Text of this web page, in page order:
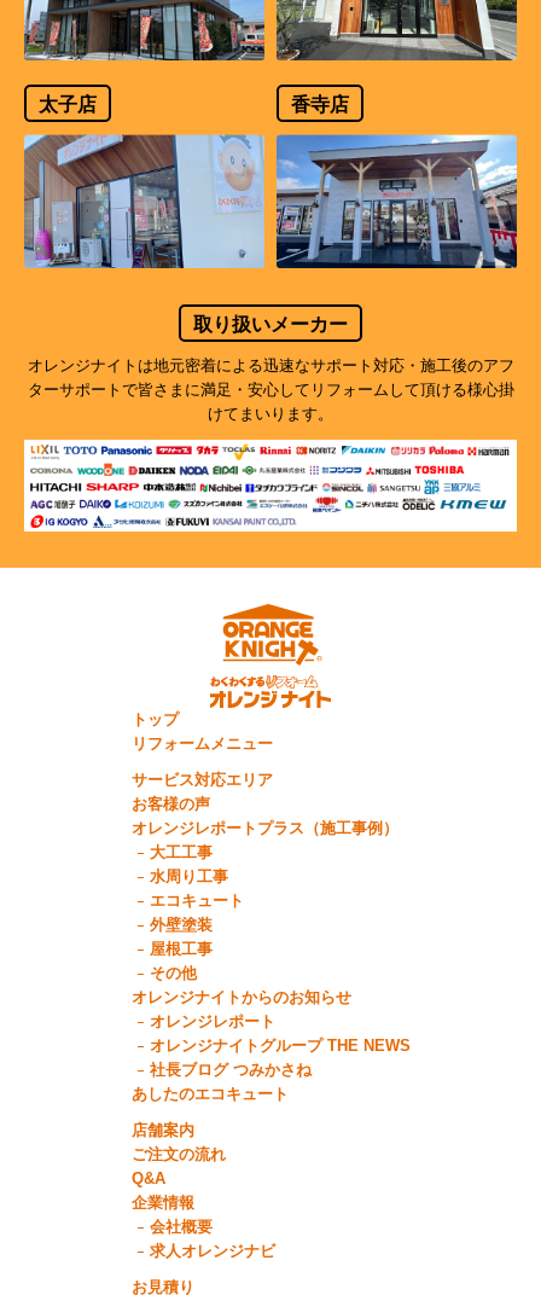
太子店 香寺店
取り扱いメーカー
オレンジナイトは地元密着による迅速なサポート対応・施工後のアフ
ターサポートで皆さまに満足・安心してリフォームして頂ける様心掛
けてまいります。
トップ
リフォームメニュー
サービス対応エリア
お客様の声
オレンジレポートプラス（施工事例）
大工工事
水周り工事
エコキュート
外壁塗装
屋根工事
その他
オレンジナイトからのお知らせ
オレンジレポート
オレンジナイトグループ THE NEWS
社長ブログ つみかさね
あしたのエコキュート
店舗案内
ご注文の流れ
Q&A
企業情報
会社概要
求人オレンジナビ
お見積り